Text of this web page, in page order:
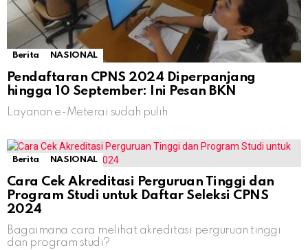
Berita NASIONAL
Pendaftaran CPNS 2024 Diperpanjang
hingga 10 September: Ini Pesan BKN
Layanan e-Meterai sudah pulih
Berita NASIONAL
Cara Cek Akreditasi Perguruan Tinggi dan
Program Studi untuk Daftar Seleksi CPNS
2024
Bagaimana cara melihat akreditasi perguruan tinggi
dan program studi?